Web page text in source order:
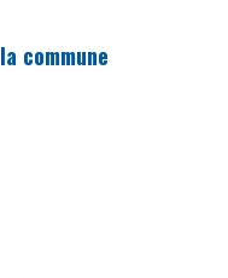
commune